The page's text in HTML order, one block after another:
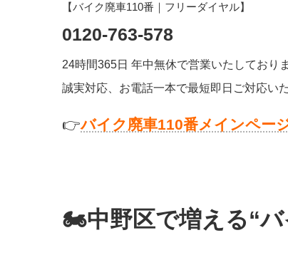
【バイク廃車110番｜フリーダイヤル】
0120-763-578
24時間365日 年中無休で営業いたしておりま
誠実対応、お電話一本で最短即日ご対応い
👉バイク廃車110番メインペー
🏍️中野区で増える“バ